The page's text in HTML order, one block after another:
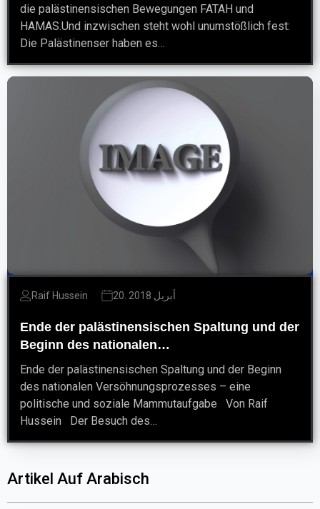
die palästinensischen Bewegungen FATAH und
HAMAS.Und inzwischen steht wohl unumstößlich fest:
Die Palästinenser haben es…
Raif Hussein 20. أبريل 2018
Ende der palästinensischen Spaltung und der
Beginn des nationalen…
Ende der palästinensischen Spaltung und der Beginn
des nationalen Versöhnungsprozesses – eine
politische und soziale Mammutaufgabe Von Raif
Hussein Der Besuch des…
Artikel Auf Arabisch